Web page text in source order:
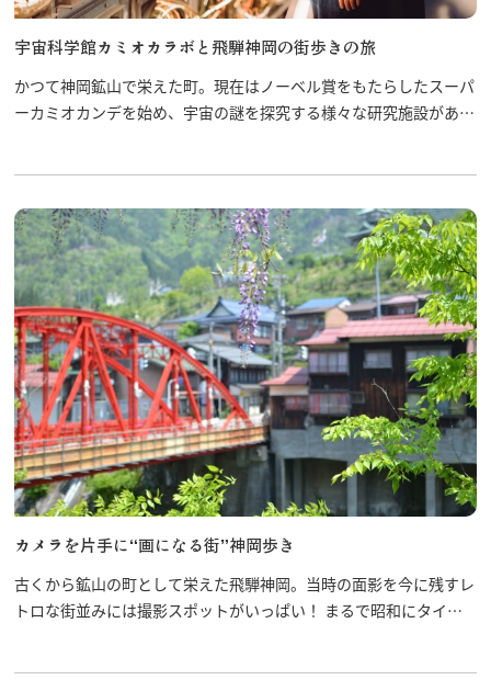
宇宙科学館カミオカラボと飛騨神岡の街歩きの旅
かつて神岡鉱山で栄えた町。現在はノーベル賞をもたらしたスーパ
ーカミオカンデを始め、宇宙の謎を探究する様々な研究施設があり
で神岡を満喫！
カメラを片手に“画になる街”神岡歩き
古くから鉱山の町として栄えた飛騨神岡。当時の面影を今に残すレ
トロな街並みには撮影スポットがいっぱい！ まるで昭和にタイム